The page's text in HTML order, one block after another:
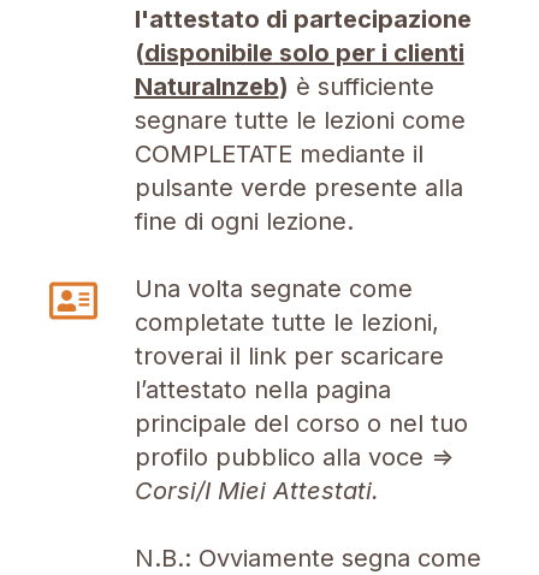
l'attestato di partecipazione
(disponibile solo per i clienti
Naturalnzeb) è sufficiente
segnare tutte le lezioni come
COMPLETATE mediante il
pulsante verde presente alla
fine di ogni lezione.
Una volta segnate come
completate tutte le lezioni,
troverai il link per scaricare
l’attestato nella pagina
principale del corso o nel tuo
profilo pubblico alla voce =>
Corsi/I Miei Attestati.
N.B.: Ovviamente segna come